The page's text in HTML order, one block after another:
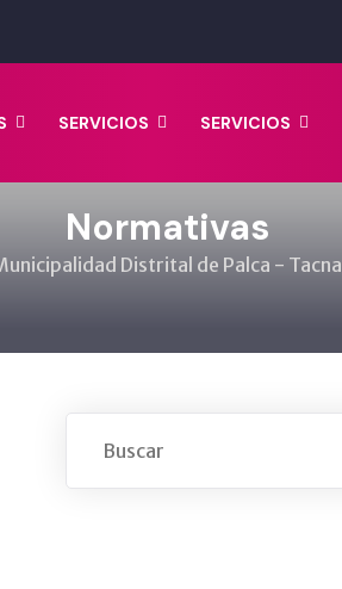
SERVICIOS SERVICIOS
Normativas
Distrital de Palca - Tacna